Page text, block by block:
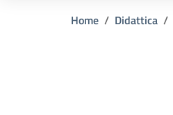
Home Didattica